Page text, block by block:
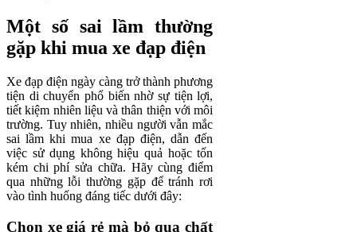
Một số sai lầm thường
gặp khi mua xe đạp điện
Xe đạp điện ngày càng trở thành phương
tiện di chuyển phổ biến nhờ sự tiện lợi,
tiết kiệm nhiên liệu và thân thiện với môi
trường. Tuy nhiên, nhiều người vẫn mắc
sai lầm khi mua xe đạp điện, dẫn đến
việc sử dụng không hiệu quả hoặc tốn
kém chi phí sửa chữa. Hãy cùng điểm
qua những lỗi thường gặp để tránh rơi
vào tình huống đáng tiếc dưới đây:
Chọn xe giá rẻ mà bỏ qua chất